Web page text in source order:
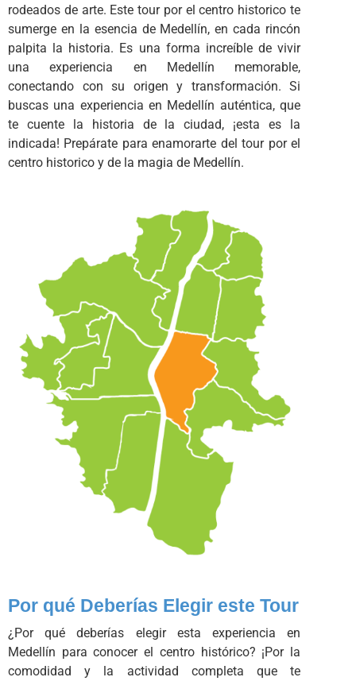
rodeados de arte. Este tour por el centro historico te
sumerge en la esencia de Medellín, en cada rincón
palpita la historia. Es una forma increíble de vivir
una experiencia en Medellín memorable,
conectando con su origen y transformación. Si
buscas una experiencia en Medellín auténtica, que
te cuente la historia de la ciudad, ¡esta es la
indicada! Prepárate para enamorarte del tour por el
centro historico y de la magia de Medellín.
Por qué Deberías Elegir este Tour
¿Por qué deberías elegir esta experiencia en
Medellín para conocer el centro histórico? ¡Por la
comodidad y la actividad completa que te